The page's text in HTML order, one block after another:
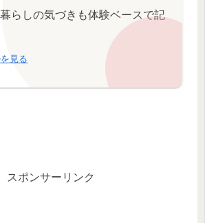
らしの気づきも体験ベースで記
見る
スポンサーリンク